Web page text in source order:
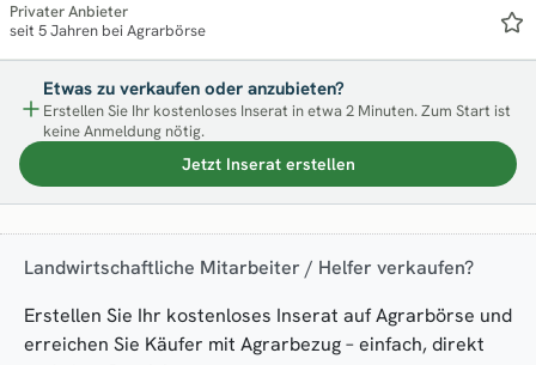
Privater Anbieter
seit 5 Jahren bei Agrarbörse
Etwas zu verkaufen oder anzubieten?
Erstellen Sie Ihr kostenloses Inserat in etwa 2 Minuten. Zum Start ist
keine Anmeldung nötig.
Jetzt Inserat erstellen
Landwirtschaftliche Mitarbeiter / Helfer verkaufen?
Erstellen Sie Ihr kostenloses Inserat auf Agrarbörse und
erreichen Sie Käufer mit Agrarbezug – einfach, direkt